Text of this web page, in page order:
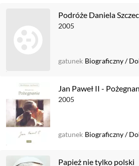
Podróże Daniela
2005
gatunek Biograficzny/
Jan Paweł II -
2005
gatunek Biograficzny/
Papież nie tylko polski